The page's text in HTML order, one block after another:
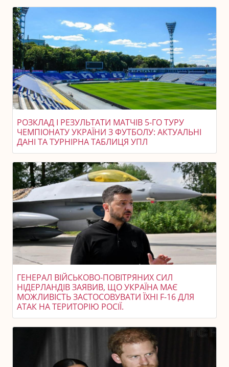
РОЗКЛАД І РЕЗУЛЬТАТИ МАТЧІВ 5-ГО ТУРУ
ЧЕМПІОНАТУ УКРАЇНИ З ФУТБОЛУ: АКТУАЛЬНІ
ДАНІ ТА ТУРНІРНА ТАБЛИЦЯ УПЛ
ГЕНЕРАЛ ВІЙСЬКОВО-ПОВІТРЯНИХ СИЛ
НІДЕРЛАНДІВ ЗАЯВИВ, ЩО УКРАЇНА МАЄ
МОЖЛИВІСТЬ ЗАСТОСОВУВАТИ ЇХНІ F-16 ДЛЯ
АТАК НА ТЕРИТОРІЮ РОСІЇ.